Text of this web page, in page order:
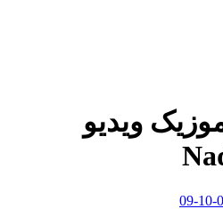
ویدیو